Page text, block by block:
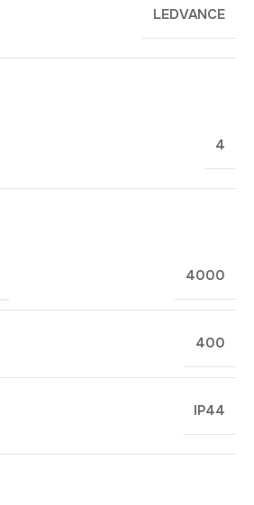
LEDVANCE
4
4000
400
IP44